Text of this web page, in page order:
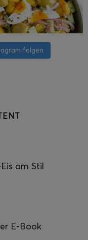
folgen
am Stil
E-Book